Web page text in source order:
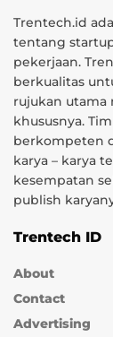
Trentech.id
tentang
pekerjaan.
berkualitas
rujukan utama
khususnya.
berkompeten
karya – karya
kesempatan
publish
Trentech ID
About
Contact
Advertising